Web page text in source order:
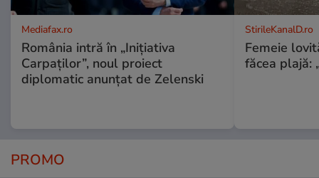
Mediafax.ro
România intră în „Inițiativa
Carpaților”, noul proiect
diplomatic anunțat de Zelenski
StirileKanalD.ro
Femeie
făcea plajă:
PROMO